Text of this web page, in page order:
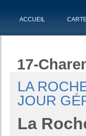
ACCUEIL
17-
LA
JOUR
La